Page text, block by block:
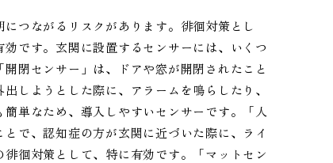
つながるリスクがあります。徘徊対策とし
です。玄関に設置するセンサーには、いくつ
閉センサー」は、ドアや窓が開閉されたこと
しようとした際に、アラームを鳴らしたり、
単なため、導入しやすいセンサーです。「人
で、認知症の方が玄関に近づいた際に、ライ
徊対策として、特に有効です。「マットセン